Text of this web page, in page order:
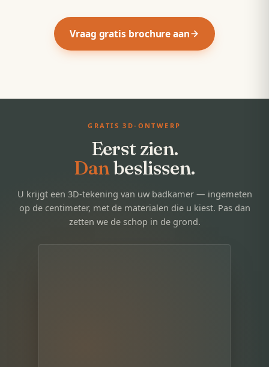
Vraag gratis brochure aan
GRATIS 3D-ONTWERP
Eerst zien.
Danbeslissen.
U krijgt een 3D-tekening van uw badkamer — ingemeten
op de centimeter, met de materialen die u kiest. Pas dan
zetten we de schop in de grond.